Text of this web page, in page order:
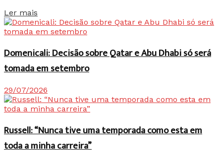
Ler mais
Domenicali: Decisão sobre Qatar e Abu Dhabi só será
tomada em setembro
29/07/2026
Russell: “Nunca tive uma temporada como esta em
toda a minha carreira”